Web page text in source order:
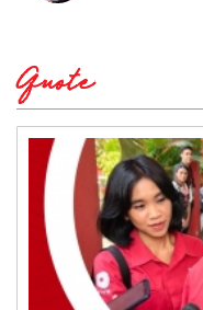
Quote